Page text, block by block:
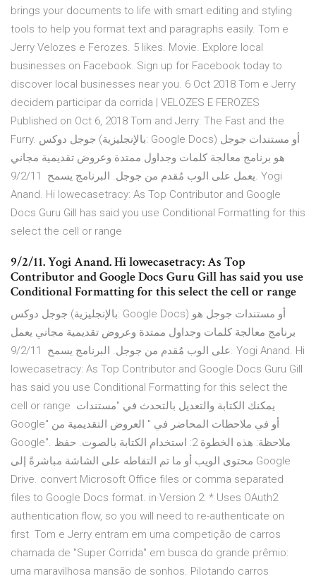
brings your documents to life with smart editing and styling
tools to help you format text and paragraphs easily. Tom e
Jerry Velozes e Ferozes. 5 likes. Movie. Explore local
businesses on Facebook. Sign up for Facebook today to
discover local businesses near you. 6 Oct 2018 Tom e Jerry
decidem participar da corrida | VELOZES E FEROZES
Published on Oct 6, 2018 Tom and Jerry: The Fast and the
Furry. جوجل دوكس (بالإنجليزية: Google Docs) أو مستندات جوجل
هو برنامج معالجة كلمات وجداول ممتدة وعروض تقديمية مجاني
يعمل على الوب مُقدم من جوجل. البرنامج يسمح 9/2/11. Yogi
Anand. Hi lowecasetracy: As Top Contributor and Google
Docs Guru Gill has said you use Conditional Formatting for this
select the cell or range
9/2/11. Yogi Anand. Hi lowecasetracy: As Top
Contributor and Google Docs Guru Gill has said you use
Conditional Formatting for this select the cell or range
جوجل دوكس (بالإنجليزية: Google Docs) أو مستندات جوجل هو
برنامج معالجة كلمات وجداول ممتدة وعروض تقديمية مجاني يعمل
على الوب مُقدم من جوجل. البرنامج يسمح 9/2/11. Yogi Anand. Hi
lowecasetracy: As Top Contributor and Google Docs Guru Gill
has said you use Conditional Formatting for this select the
cell or range يمكنك الكتابة والتعديل بالتحدث في "مستندات
Google" أو في ملاحظات المحاضر في " العروض التقديمية من
Google". ملاحظة: هذه الخطوة 2: استخدام الكتابة بالصوت. حفظ
محتوى الويب أو ما تم التقاطه على الشاشة مباشرةً إلى Google
Drive. convert Microsoft Office files or comma separated
files to Google Docs format. in Version 2: * Uses OAuth2
authentication flow, so you will need to re-authenticate on
first Tom e Jerry entram em uma competição de carros
chamada de "Super Corrida" em busca do grande prêmio:
uma maravilhosa mansão de sonhos. Pilotando carros